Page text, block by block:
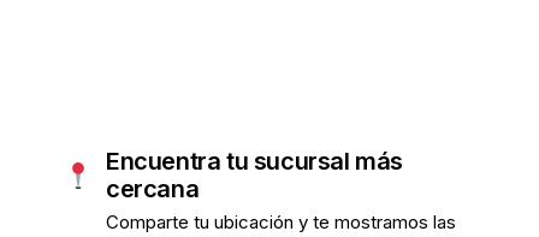
Encuentra tu sucursal más
cercana
Comparte tu ubicación y te mostramos las